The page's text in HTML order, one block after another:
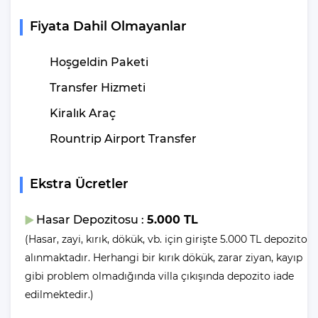
kontrollerinin yapılması ve eksiklerin tamamlanıp tekrardan
kullanıma hazır hale getirilmesi için belirtilen saatlere mutlaka
Villa Aden
Çukurbağ
Tarafından Tercih
Ediliyor?
Huzurlu ve sessiz bir atmosferde kaliteli zaman geçirmek
isteyenler için mükemmel bir seçenektir. Kiralık villalarımızda,
belirtilen kişi kapasitesini aşmamak şartıyla, tüm konuklarımıza
kusursuz bir konaklama deneyimi sunma taahhüdümüz
bulunmaktadır.
Fiyata Dahil Olmayanlar
Hoşgeldin Paketi
Transfer Hizmeti
Kiralık Araç
Rountrip Airport Transfer
Ekstra Ücretler
Hasar Depozitosu : 5.000 TL
(Hasar, zayi, kırık, dökük, vb. için girişte 5.000 TL depozito
alınmaktadır. Herhangi bir kırık dökük, zarar ziyan, kayıp
gibi problem olmadığında villa çıkışında depozito iade
edilmektedir.)